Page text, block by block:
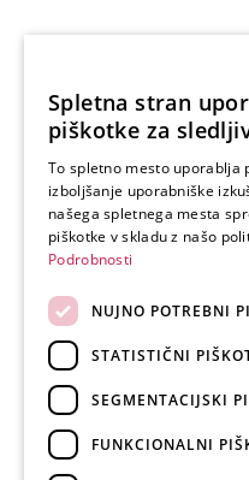
Spletna stran
piškotke za
To spletno mesto uporablja
izboljšanje uporabniške
našega spletnega mesta
piškotke v skladu z našo
Podrobnosti
NUJNO POTREBNI
STATISTIČNI
SEGMENTACIJSKI
FUNKCIONALNI